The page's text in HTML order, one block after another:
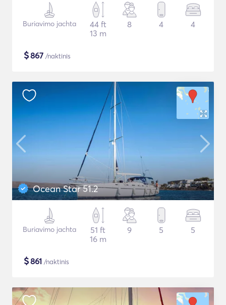
Buriavimo jachta
44 ft
13 m
8 4 4
$867 /naktinis
Ocean Star 51.2
Buriavimo jachta
51 ft
16 m
9 5 5
$861 /naktinis